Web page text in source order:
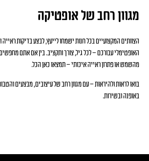
מגוון רחב של אופטיקה
הצוותים המקצועיים בכל חנות ישמחו לייעץ, לבצע בדיקות
האופטימלי עבורכם – לכל גיל, צורך ותקציב. בין אם אתם
מהשמש או פתרון ראייה איכותי – תמצאו כאן הכל.
בואו לראות ולהיראות – עם מגוון רחב של עיצובים, מבצעים
באופנה ובשירות.